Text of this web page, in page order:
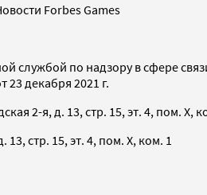
Forbes Games
службой по надзору в сфере
декабря 2021 г.
2-я, д. 13, стр. 15, эт. 4, пом. X,
стр. 15, эт. 4, пом. X, ком. 1